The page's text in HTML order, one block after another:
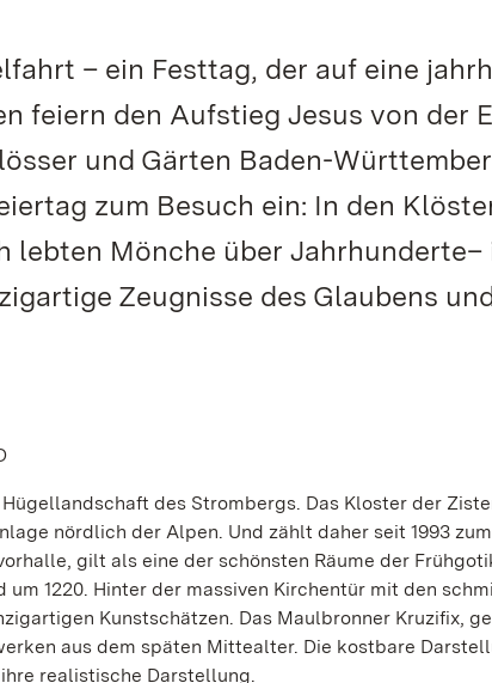
– ein Festtag, der auf eine
feiern den Aufstieg Jesus von der
und Gärten Baden-
zum Besuch ein: In den
lebten Mönche über Jahrhunderte–
Zeugnisse des Glaubens
des Strombergs. Das Kloster der
nördlich der Alpen. Und zählt daher seit 1993 zum
gilt als eine der schönsten Räume der
1220. Hinter der massiven Kirchentür mit den
Kunstschätzen. Das Maulbronner Kruzifix,
aus dem späten Mittealter. Die kostbare
realistische Darstellung.